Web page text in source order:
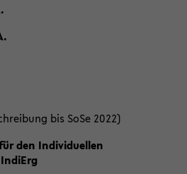
bis SoSe 2022)
den Individuellen